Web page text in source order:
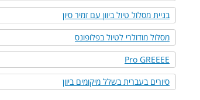
בניית מסלול טיול ביוון עם זמיר סיון
מסלול מודולרי לטיול בפלופונס
Pro GREEEE
סיורים בעברית בשלל מיקומים ביוון